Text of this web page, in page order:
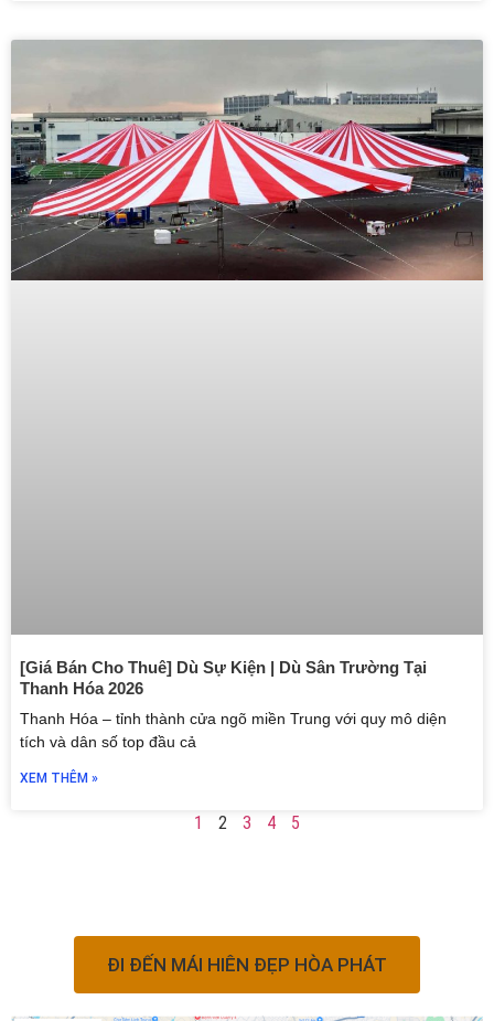
[Giá Bán Cho Thuê] Dù Sự Kiện | Dù Sân Trường Tại
Thanh Hóa 2026
Thanh Hóa – tỉnh thành cửa ngõ miền Trung với quy mô diện
tích và dân số top đầu cả
XEM THÊM »
1 2 3 4 5
ĐI ĐẾN MÁI HIÊN ĐẸP HÒA PHÁT​